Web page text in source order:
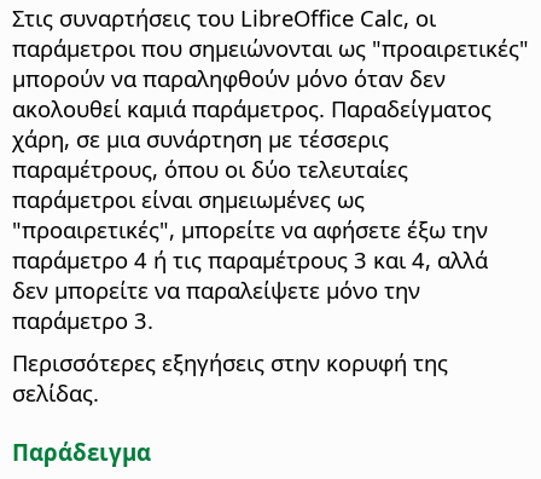
Στις συναρτήσεις του LibreOffice Calc, οι
παράμετροι που σημειώνονται ως "προαιρετικές"
μπορούν να παραληφθούν μόνο όταν δεν
ακολουθεί καμιά παράμετρος. Παραδείγματος
χάρη, σε μια συνάρτηση με τέσσερις
παραμέτρους, όπου οι δύο τελευταίες
παράμετροι είναι σημειωμένες ως
"προαιρετικές", μπορείτε να αφήσετε έξω την
παράμετρο 4 ή τις παραμέτρους 3 και 4, αλλά
δεν μπορείτε να παραλείψετε μόνο την
παράμετρο 3.
Περισσότερες εξηγήσεις στην κορυφή της
σελίδας.
Παράδειγμα